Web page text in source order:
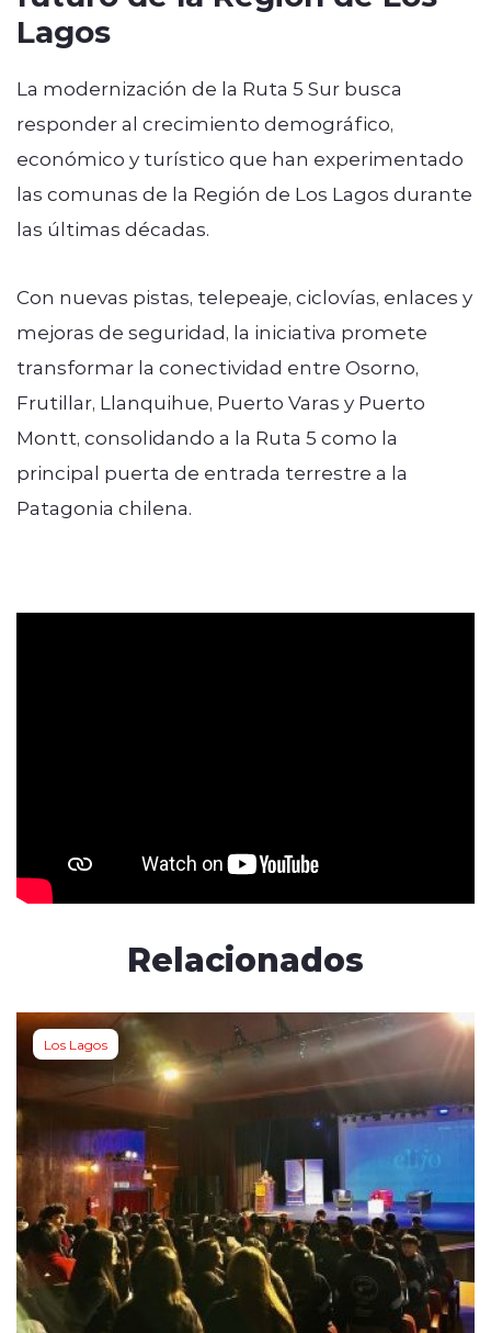
Lagos
La modernización de la Ruta 5 Sur busca
responder al crecimiento demográfico,
económico y turístico que han experimentado
las comunas de la Región de Los Lagos durante
las últimas décadas.
Con nuevas pistas, telepeaje, ciclovías, enlaces y
mejoras de seguridad, la iniciativa promete
transformar la conectividad entre Osorno,
Frutillar, Llanquihue, Puerto Varas y Puerto
Montt, consolidando a la Ruta 5 como la
principal puerta de entrada terrestre a la
Patagonia chilena.
Relacionados
Los Lagos